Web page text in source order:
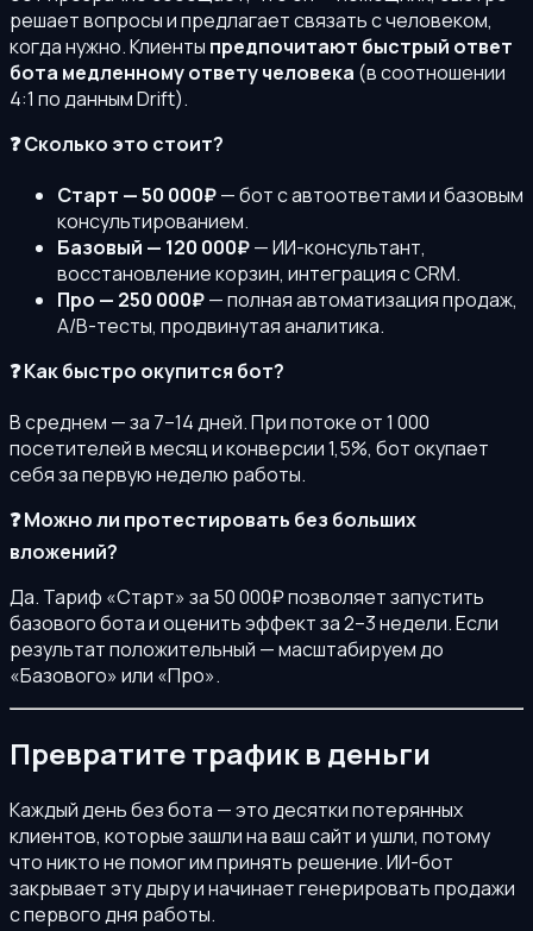
решает вопросы и предлагает связать с человеком,
когда нужно. Клиенты предпочитают быстрый ответ
бота медленному ответу человека (в соотношении
4:1 по данным Drift).
❓ Сколько это стоит?
Старт — 50 000₽— бот с автоответами и базовым
консультированием.
Базовый — 120 000₽— ИИ-консультант,
восстановление корзин, интеграция с CRM.
Про — 250 000₽— полная автоматизация продаж,
A/B-тесты, продвинутая аналитика.
❓ Как быстро окупится бот?
В среднем — за 7–14 дней. При потоке от 1 000
посетителей в месяц и конверсии 1,5%, бот окупает
себя за первую неделю работы.
❓ Можно ли протестировать без больших
вложений?
Да. Тариф «Старт» за 50 000₽ позволяет запустить
базового бота и оценить эффект за 2–3 недели. Если
результат положительный — масштабируем до
«Базового» или «Про».
Превратите трафик в деньги
Каждый день без бота — это десятки потерянных
клиентов, которые зашли на ваш сайт и ушли, потому
что никто не помог им принять решение. ИИ-бот
закрывает эту дыру и начинает генерировать продажи
с первого дня работы.